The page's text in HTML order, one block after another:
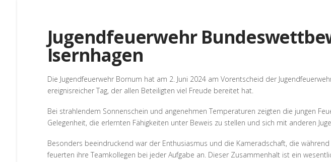
Jugendfeuerwehr
Isernhagen
Die Jugendfeuerwehr Bornum hat am 2. Juni 2024 am Vorentscheid der
ereignisreicher Tag, der allen Beteiligten viel Freude bereitet hat.
Bei strahlendem Sonnenschein und angenehmen Temperaturen zeigten die jungen
Gelegenheit, die erlernten Fähigkeiten unter Beweis zu stellen und sich mit anderen
Besonders beeindruckend war der Enthusiasmus und die Kameradschaft, die
feuerten ihre Teamkollegen bei jeder Aufgabe an. Dieser Zusammenhalt ist ein